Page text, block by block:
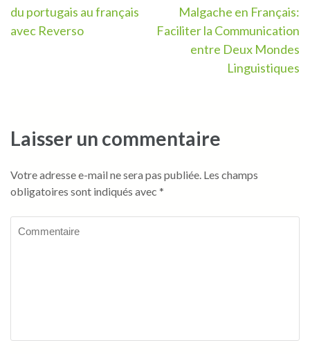
de
du portugais au français
avec Reverso
Malgache en Français:
Faciliter la Communication
entre Deux Mondes
Linguistiques
Laisser un commentaire
Votre adresse e-mail ne sera pas publiée. Les champs
obligatoires sont indiqués avec *